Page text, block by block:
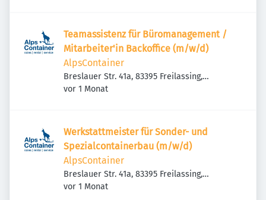
Teamassistenz für Büromanagement /
Mitarbeiter'in Backoffice (m/w/d)
AlpsContainer
Breslauer Str. 41a, 83395 Freilassing,
Deutschland
Veröffentlicht
vor 1 Monat
Werkstattmeister für Sonder- und
Spezialcontainerbau (m/w/d)
AlpsContainer
Breslauer Str. 41a, 83395 Freilassing,
Deutschland
Veröffentlicht
vor 1 Monat